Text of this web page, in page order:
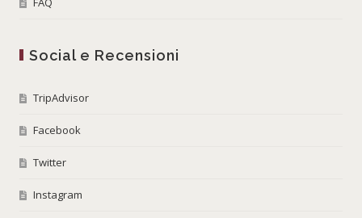
Social e Recensioni
TripAdvisor
Facebook
Twitter
Instagram